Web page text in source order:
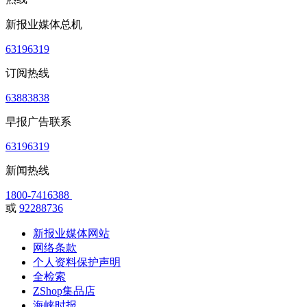
新报业媒体总机
63196319
订阅热线
63883838
早报广告联系
63196319
新闻热线
1800-7416388
或 92288736
新报业媒体网站
网络条款
个人资料保护声明
全检索
ZShop集品店